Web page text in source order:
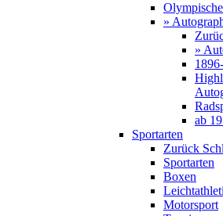
»
»
ab
Sportarten
Zurück
Sportarten
Boxen
Motorsport